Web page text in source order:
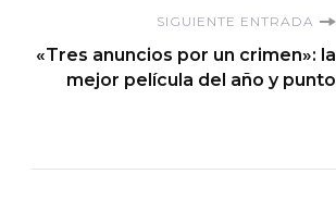
SIGUIENTE ENTRADA
«Tres anuncios por un crimen»: la
mejor película del año y punto